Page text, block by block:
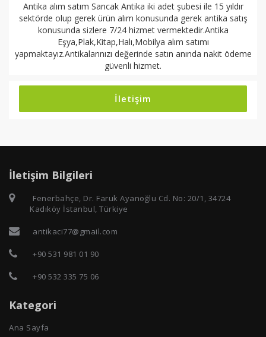
Antika alım satım Sancak Antika iki adet şubesi ile 15 yıldır
sektörde olup gerek ürün alım konusunda gerek antika satış
konusunda sizlere 7/24 hizmet vermektedir.Antika
Eşya,Plak,Kitap,Halı,Mobilya alım satımı
yapmaktayız.Antikalarınızı değerinde satın anında nakit ödeme
güvenli hizmet.
İletişim
İletişim Bilgileri
Fenerbahçe, Dr. Faruk Ayanoğlu Cd. No: 20/1, 34724
Kadıköy İstanbul, Türkiye
antikaci77@gmail.com
+90 531 981 01 90
+90 532 335 75 06
Kategori
Ana Sayfa